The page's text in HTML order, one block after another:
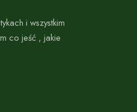
i wszystkim
co jeść , jakie